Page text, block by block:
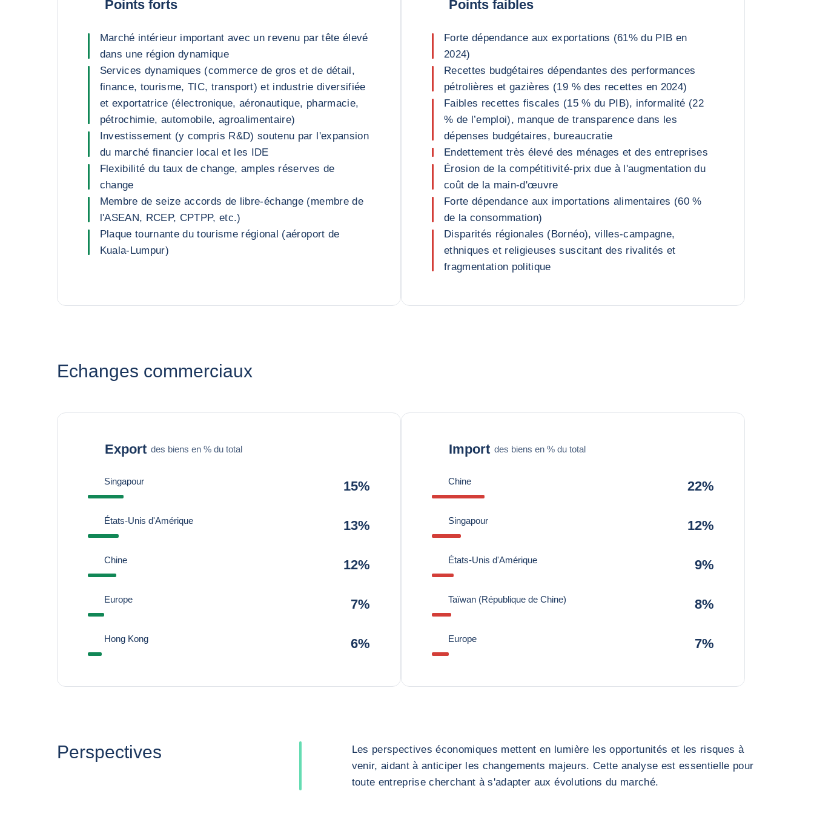
Points forts
Marché intérieur important avec un revenu par tête élevé
dans une région dynamique
Services dynamiques (commerce de gros et de détail,
finance, tourisme, TIC, transport) et industrie diversifiée
et exportatrice (électronique, aéronautique, pharmacie,
pétrochimie, automobile, agroalimentaire)
Investissement (y compris R&D) soutenu par l'expansion
du marché financier local et les IDE
Flexibilité du taux de change, amples réserves de
change
Membre de seize accords de libre-échange (membre de
l'ASEAN, RCEP, CPTPP, etc.)
Plaque tournante du tourisme régional (aéroport de
Kuala-Lumpur)
Points faibles
Forte dépendance aux exportations (61% du PIB en
2024)
Recettes budgétaires dépendantes des performances
pétrolières et gazières (19 % des recettes en 2024)
Faibles recettes fiscales (15 % du PIB), informalité (22
% de l’emploi), manque de transparence dans les
dépenses budgétaires, bureaucratie
Endettement très élevé des ménages et des entreprises
Érosion de la compétitivité-prix due à l'augmentation du
coût de la main-d'œuvre
Forte dépendance aux importations alimentaires (60 %
de la consommation)
Disparités régionales (Bornéo), villes-campagne,
ethniques et religieuses suscitant des rivalités et
fragmentation politique
Echanges commerciaux
Export des biens en % du total
Singapour 15%
États-Unis d'Amérique 13%
Chine 12%
Europe 7%
Hong Kong 6%
Import des biens en % du total
Chine 22%
Singapour 12%
États-Unis d'Amérique 9%
Taïwan (République de Chine) 8%
Europe 7%
Perspectives
Les perspectives économiques mettent en lumière les opportunités et les risques à
venir, aidant à anticiper les changements majeurs. Cette analyse est essentielle pour
toute entreprise cherchant à s'adapter aux évolutions du marché.